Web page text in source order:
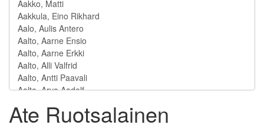
Ate Ruotsalainen